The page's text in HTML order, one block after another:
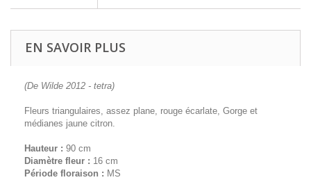
EN SAVOIR PLUS
(De Wilde 2012 - tetra)
Fleurs triangulaires, assez plane, rouge écarlate, Gorge et
médianes jaune citron.
Hauteur : 90 cm
Diamètre fleur : 16 cm
Période floraison : MS